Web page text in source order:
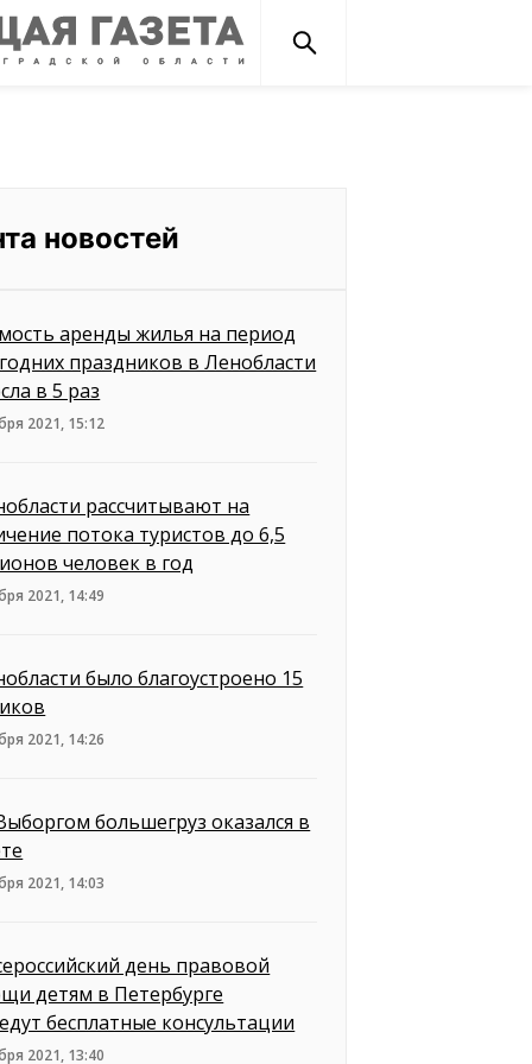
новостей
аренды жилья на период
праздников в Ленобласти
в 5 раз
2021, 15:12
рассчитывают на
потока туристов до 6,5
человек в год
2021, 14:49
было благоустроено 15
2021, 14:26
большегруз оказался в
2021, 14:03
день правовой
детям в Петербурге
бесплатные консультации
2021, 13:40